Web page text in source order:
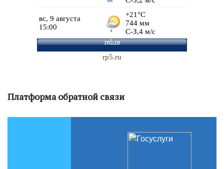
rp5.ru
Платформа обратной связи